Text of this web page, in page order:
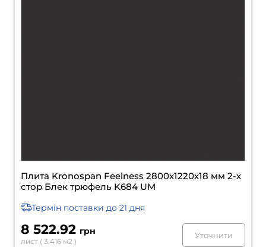
Плита Kronospan Feelness 2800х1220х18 мм 2-х
стор Блек трюфель K684 UM
Термін поставки до 21 дня
8 522.92 грн
лист ( 3.416 м2 )
Уточнити